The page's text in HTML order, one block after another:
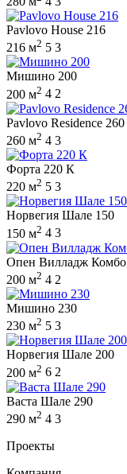
Pavlovo House 216
216 м2 5 3
Мишино 200
200 м2 4 2
Pavlovo Residence 260
260 м2 4 3
Форта 220 К
220 м2 5 3
Норвегия Шале 150
150 м2 4 3
Опен Вилладж Комбо
200 м2 4 2
Мишино 230
230 м2 5 3
Норвегия Шале 200
200 м2 6 2
Васта Шале 290
290 м2 4 3
Проекты